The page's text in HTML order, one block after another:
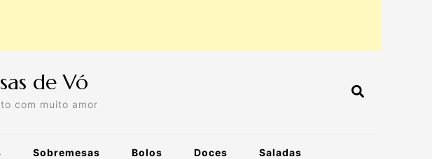
de Vó
com muito amor
Sobremesas Bolos Doces Saladas